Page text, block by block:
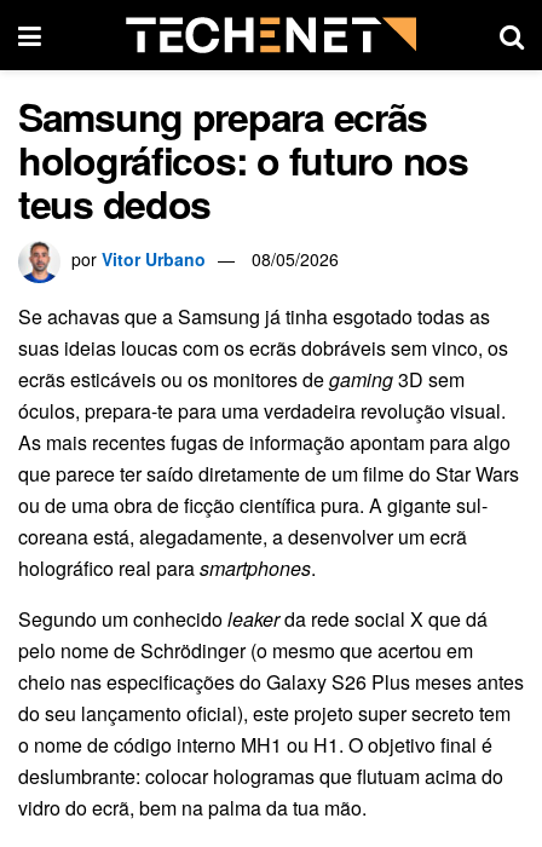
Samsung prepara ecrãs
holográficos: o futuro nos
teus dedos
por Vitor Urbano 08/05/2026
Se achavas que a Samsung já tinha esgotado todas as
suas ideias loucas com os ecrãs dobráveis sem vinco, os
ecrãs esticáveis ou os monitores degaming3D sem
óculos, prepara-te para uma verdadeira revolução visual.
As mais recentes fugas de informação apontam para algo
que parece ter saído diretamente de um filme do Star Wars
ou de uma obra de ficção científica pura. A gigante sul-
coreana está, alegadamente, a desenvolver um ecrã
holográfico real parasmartphones.
Segundo um conhecidoleakerda rede social X que dá
pelo nome de Schrödinger (o mesmo que acertou em
cheio nas especificações do Galaxy S26 Plus meses antes
do seu lançamento oficial), este projeto super secreto tem
o nome de código interno MH1 ou H1. O objetivo final é
deslumbrante: colocar hologramas que flutuam acima do
vidro do ecrã, bem na palma da tua mão.